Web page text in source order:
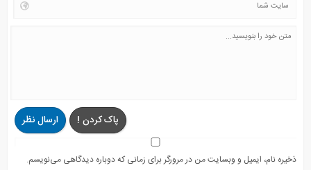
ارسال نظر پاک کردن !
ذخیره نام، ایمیل و وبسایت من در مرورگر برای زمانی که دوباره دیدگاهی می‌نویسم.